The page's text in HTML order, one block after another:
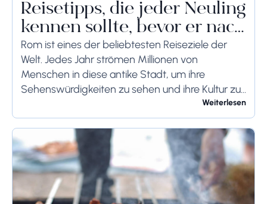
Reisetipps, die jeder Neuling
kennen sollte, bevor er nach
Rom reist
Rom ist eines der beliebtesten Reiseziele der
Welt. Jedes Jahr strömen Millionen von
Menschen in diese antike Stadt, um ihre
Sehenswürdigkeiten zu sehen und ihre Kultur zu
genießen. Wenn Sie demnächst einen Besuch in
Rom planen,...
Weiterlesen